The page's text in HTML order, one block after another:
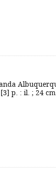
p. : il. ; 24